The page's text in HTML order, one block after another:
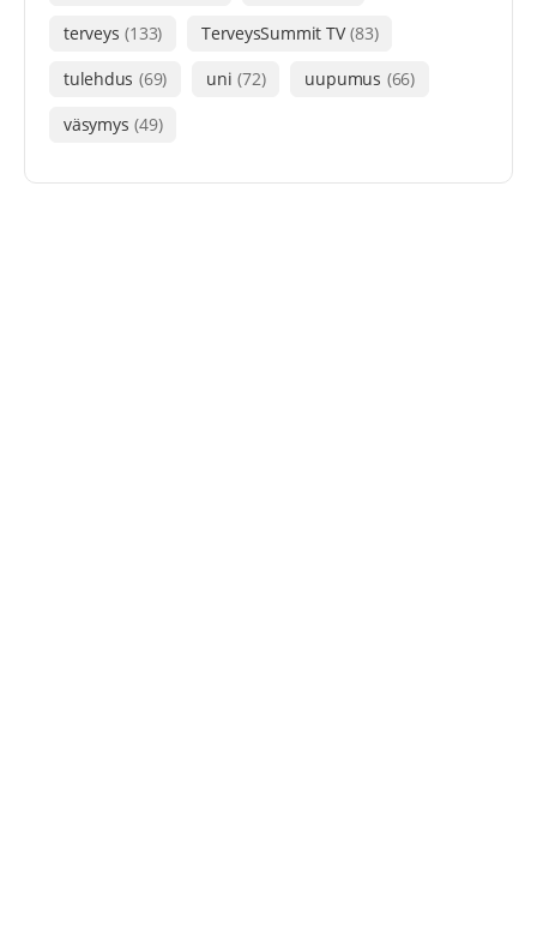
terveys (133) TerveysSummit TV (83)
tulehdus (69) uni (72) uupumus (66)
väsymys (49)